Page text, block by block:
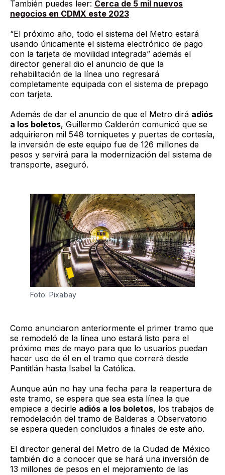
También puedes leer: Cerca de 5 mil nuevos
negocios en CDMX este 2023
“El próximo año, todo el sistema del Metro estará
usando únicamente el sistema electrónico de pago
con la tarjeta de movilidad integrada” además el
director general dio el anuncio de que la
rehabilitación de la línea uno regresará
completamente equipada con el sistema de prepago
con tarjeta.
Además de dar el anuncio de que el Metro dirá adiós
a los boletos, Guillermo Calderón comunicó que se
adquirieron mil 548 torniquetes y puertas de cortesía,
la inversión de este equipo fue de 126 millones de
pesos y servirá para la modernización del sistema de
transporte, aseguró.
Foto: Pixabay
Como anunciaron anteriormente el primer tramo que
se remodeló de la línea uno estará listo para el
próximo mes de mayo para que lo usuarios puedan
hacer uso de él en el tramo que correrá desde
Pantitlán hasta Isabel la Católica.
Aunque aún no hay una fecha para la reapertura de
este tramo, se espera que sea esta línea la que
empiece a decirle adiós a los boletos, los trabajos de
remodelación del tramo de Balderas a Observatorio
se espera queden concluidos a finales de este año.
El director general del Metro de la Ciudad de México
también dio a conocer que se hará una inversión de
13 millones de pesos en el mejoramiento de las